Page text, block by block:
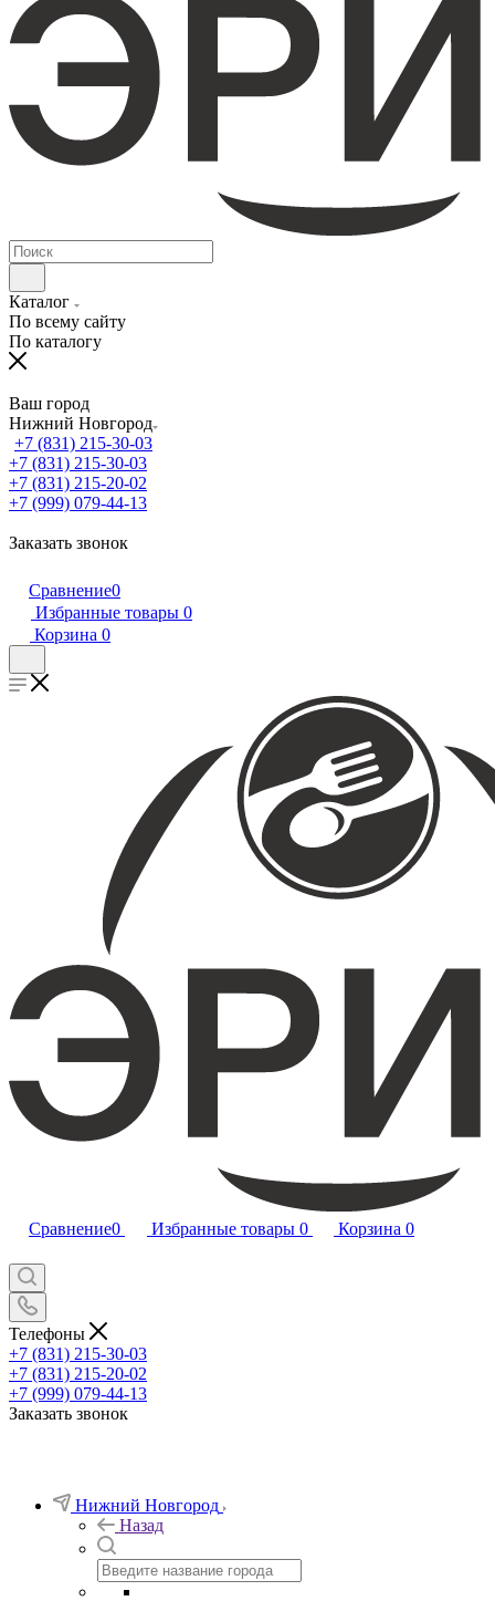
Каталог
По всему сайту
По каталогу
Ваш город
Нижний Новгород
+7 (831) 215-30-03
+7 (831) 215-30-03
+7 (831) 215-20-02
+7 (999) 079-44-13
Заказать звонок
Сравнение0
Избранные товары 0
Корзина 0
Сравнение0 Избранные товары 0 Корзина 0
Телефоны
+7 (831) 215-30-03
+7 (831) 215-20-02
+7 (999) 079-44-13
Заказать звонок
Нижний Новгород
Назад